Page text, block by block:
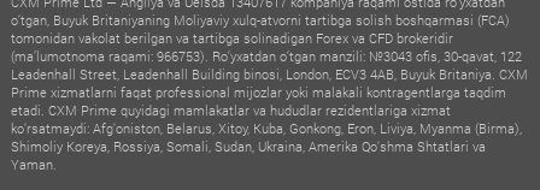
o‘tgan, Buyuk Britaniyaning Moliyaviy xulq-atvorni tartibga solish boshqarmasi (FCA)
tomonidan vakolat berilgan va tartibga solinadigan Forex va CFD brokeridir
(ma’lumotnoma raqami: 966753). Ro‘yxatdan o‘tgan manzili: №3043 ofis, 30-qavat, 122
Leadenhall Street, Leadenhall Building binosi, London, ECV3 4AB, Buyuk Britaniya. CXM
Prime xizmatlarni faqat professional mijozlar yoki malakali kontragentlarga taqdim
etadi. CXM Prime quyidagi mamlakatlar va hududlar rezidentlariga xizmat
ko‘rsatmaydi: Afg‘oniston, Belarus, Xitoy, Kuba, Gonkong, Eron, Liviya, Myanma (Birma),
Shimoliy Koreya, Rossiya, Somali, Sudan, Ukraina, Amerika Qo‘shma Shtatlari va
Yaman.